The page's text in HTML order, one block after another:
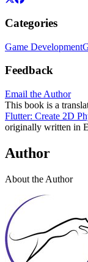
Categories
Game Development
Feedback
Email the Author
This book is a
Flutter: Create 2D
originally written in
Author
About the Author